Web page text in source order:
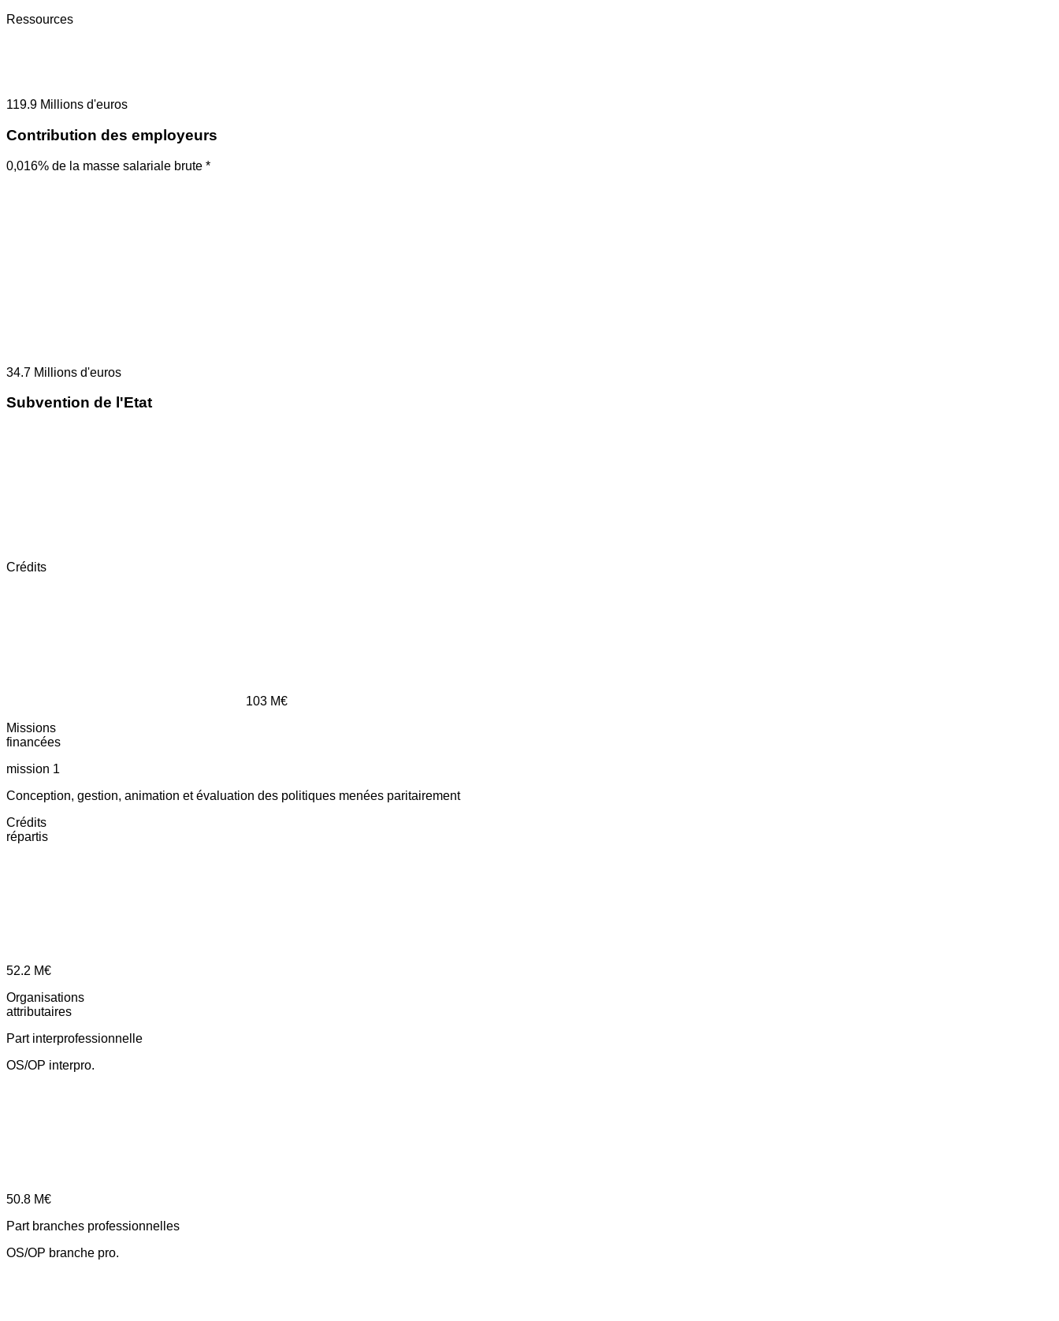
Ressources
119.9 Millions d'euros
Contribution des employeurs
0,016% de la masse salariale brute *
34.7 Millions d'euros
Subvention de l'Etat
Crédits
103 M€
Missions
financées
mission 1
Conception, gestion, animation et évaluation des politiques menées paritairement
Crédits
répartis
52.2 M€
Organisations
attributaires
Part interprofessionnelle
OS/OP interpro.
50.8 M€
Part branches professionnelles
OS/OP branche pro.